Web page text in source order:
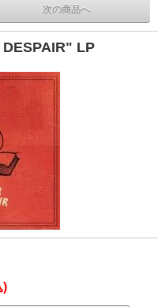
次の商品へ
LP
)